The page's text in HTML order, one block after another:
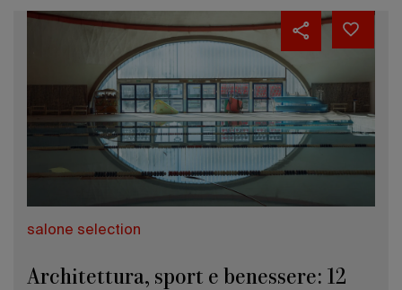
salone selection
Architettura, sport e benessere: 12